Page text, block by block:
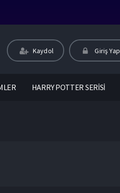
Kaydol Giriş Yap
HARRY POTTER SERİSİ